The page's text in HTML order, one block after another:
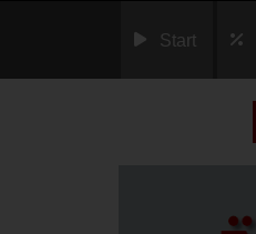
Start